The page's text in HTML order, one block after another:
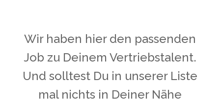
Wir haben hier den passenden
Job zu Deinem Vertriebstalent.
Und solltest Du in unserer Liste
mal nichts in Deiner Nähe